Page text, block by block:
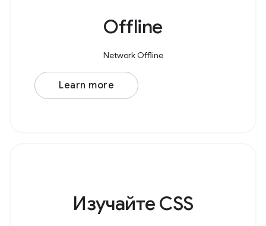
Offline
Network Offline
Learn more
Изучайте CSS